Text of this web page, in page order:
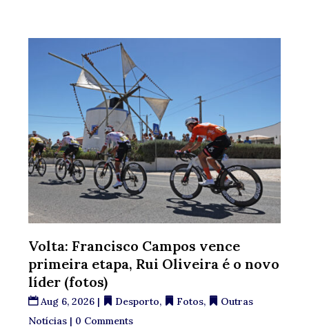
Volta: Francisco Campos vence
primeira etapa, Rui Oliveira é o novo
líder (fotos)
Aug 6, 2026 | Desporto, Fotos,
Outras
Notícias | 0 Comments